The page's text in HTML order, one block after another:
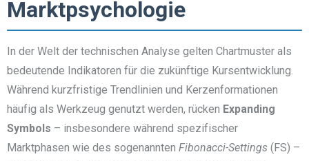
Marktpsychologie
In der Welt der technischen Analyse gelten Chartmuster als
bedeutende Indikatoren für die zukünftige Kursentwicklung.
Während kurzfristige Trendlinien und Kerzenformationen
häufig als Werkzeug genutzt werden, rücken Expanding
Symbols – insbesondere während spezifischer
Marktphasen wie des sogenannten Fibonacci-Settings (FS) –